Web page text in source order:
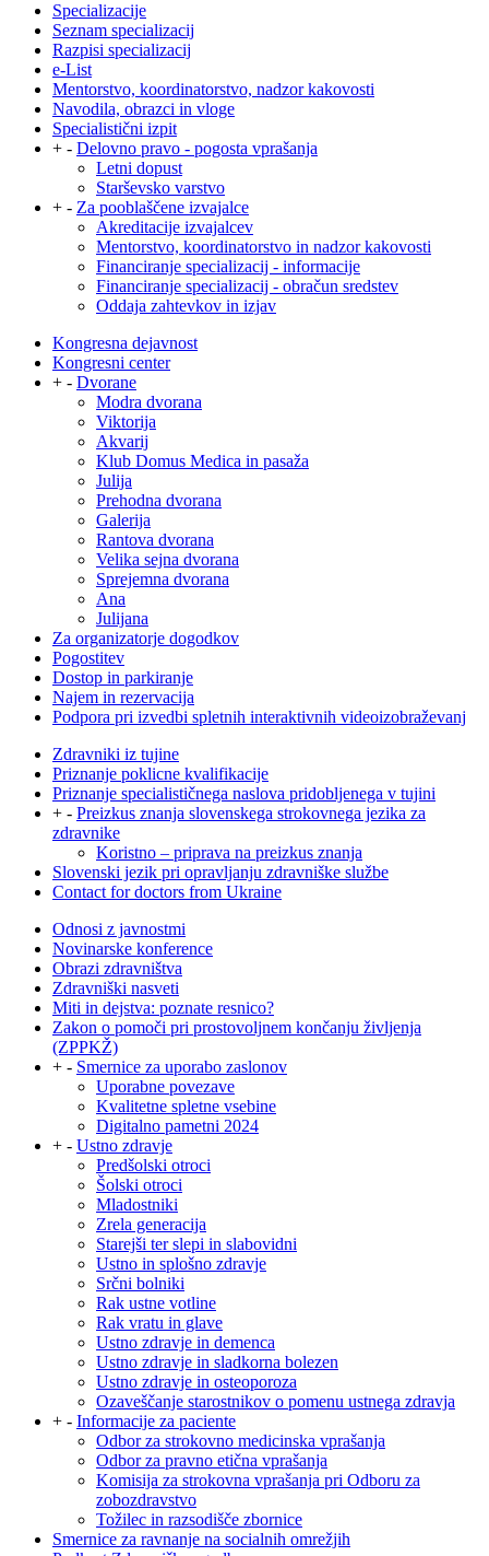
Specializacije
Seznam specializacij
Razpisi specializacij
e-List
Mentorstvo, koordinatorstvo, nadzor kakovosti
Navodila, obrazci in vloge
Specialistični izpit
+ - Delovno pravo - pogosta vprašanja
Letni dopust
Starševsko varstvo
+ - Za pooblaščene izvajalce
Akreditacije izvajalcev
Mentorstvo, koordinatorstvo in nadzor kakovosti
Financiranje specializacij - informacije
Financiranje specializacij - obračun sredstev
Oddaja zahtevkov in izjav
Kongresna dejavnost
Kongresni center
+ - Dvorane
Modra dvorana
Viktorija
Akvarij
Klub Domus Medica in pasaža
Julija
Prehodna dvorana
Galerija
Rantova dvorana
Velika sejna dvorana
Sprejemna dvorana
Ana
Julijana
Za organizatorje dogodkov
Pogostitev
Dostop in parkiranje
Najem in rezervacija
Podpora pri izvedbi spletnih interaktivnih videoizobraževanj
Zdravniki iz tujine
Priznanje poklicne kvalifikacije
Priznanje specialističnega naslova pridobljenega v tujini
+ - Preizkus znanja slovenskega strokovnega jezika za
zdravnike
Koristno – priprava na preizkus znanja
Slovenski jezik pri opravljanju zdravniške službe
Contact for doctors from Ukraine
Odnosi z javnostmi
Novinarske konference
Obrazi zdravništva
Zdravniški nasveti
Miti in dejstva: poznate resnico?
Zakon o pomoči pri prostovoljnem končanju življenja
(ZPPKŽ)
+ - Smernice za uporabo zaslonov
Uporabne povezave
Kvalitetne spletne vsebine
Digitalno pametni 2024
+ - Ustno zdravje
Predšolski otroci
Šolski otroci
Mladostniki
Zrela generacija
Starejši ter slepi in slabovidni
Ustno in splošno zdravje
Srčni bolniki
Rak ustne votline
Rak vratu in glave
Ustno zdravje in demenca
Ustno zdravje in sladkorna bolezen
Ustno zdravje in osteoporoza
Ozaveščanje starostnikov o pomenu ustnega zdravja
+ - Informacije za paciente
Odbor za strokovno medicinska vprašanja
Odbor za pravno etična vprašanja
Komisija za strokovna vprašanja pri Odboru za
zobozdravstvo
Tožilec in razsodišče zbornice
Smernice za ravnanje na socialnih omrežjih